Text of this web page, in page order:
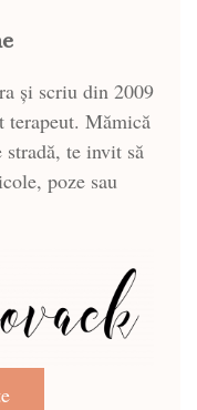
și scriu din 2009
terapeut. Mămică
te invit să
poze sau